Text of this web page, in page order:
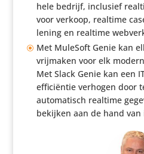
hele bedrijf, inclusief
voor verkoop, realtime
le­ning en realtime
Met MuleSoft Genie kan
vrijmaken voor elk
Met Slack Genie kan een
effi­ci­ëntie verhogen door
auto­ma­tisch realtime
bekijken aan de hand